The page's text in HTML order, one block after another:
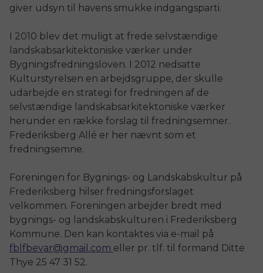
giver udsyn til havens smukke indgangsparti.
I 2010 blev det muligt at frede selvstændige
landskabsarkitektoniske værker under
Bygningsfredningsloven. I 2012 nedsatte
Kulturstyrelsen en arbejdsgruppe, der skulle
udarbejde en strategi for fredningen af de
selvstændige landskabsarkitektoniske værker
herunder en række forslag til fredningsemner.
Frederiksberg Allé er her nævnt som et
fredningsemne.
Foreningen for Bygnings- og Landskabskultur på
Frederiksberg hilser fredningsforslaget
velkommen. Foreningen arbejder bredt med
bygnings- og landskabskulturen i Frederiksberg
Kommune. Den kan kontaktes via e-mail på
fblfbevar@gmail.com eller pr. tlf. til formand Ditte
Thye 25 47 31 52.